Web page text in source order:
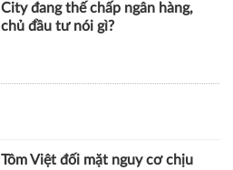
City đang thế chấp ngân hàng,
chủ đầu tư nói gì?
Tôm Việt đối mặt nguy cơ chịu